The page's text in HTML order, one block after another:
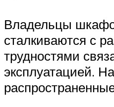
Владельцы
сталкиваются с
трудностями
эксплуатацией.